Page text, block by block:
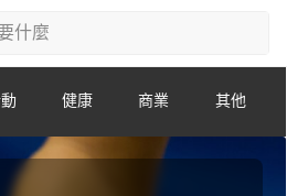
健康 商業 其他